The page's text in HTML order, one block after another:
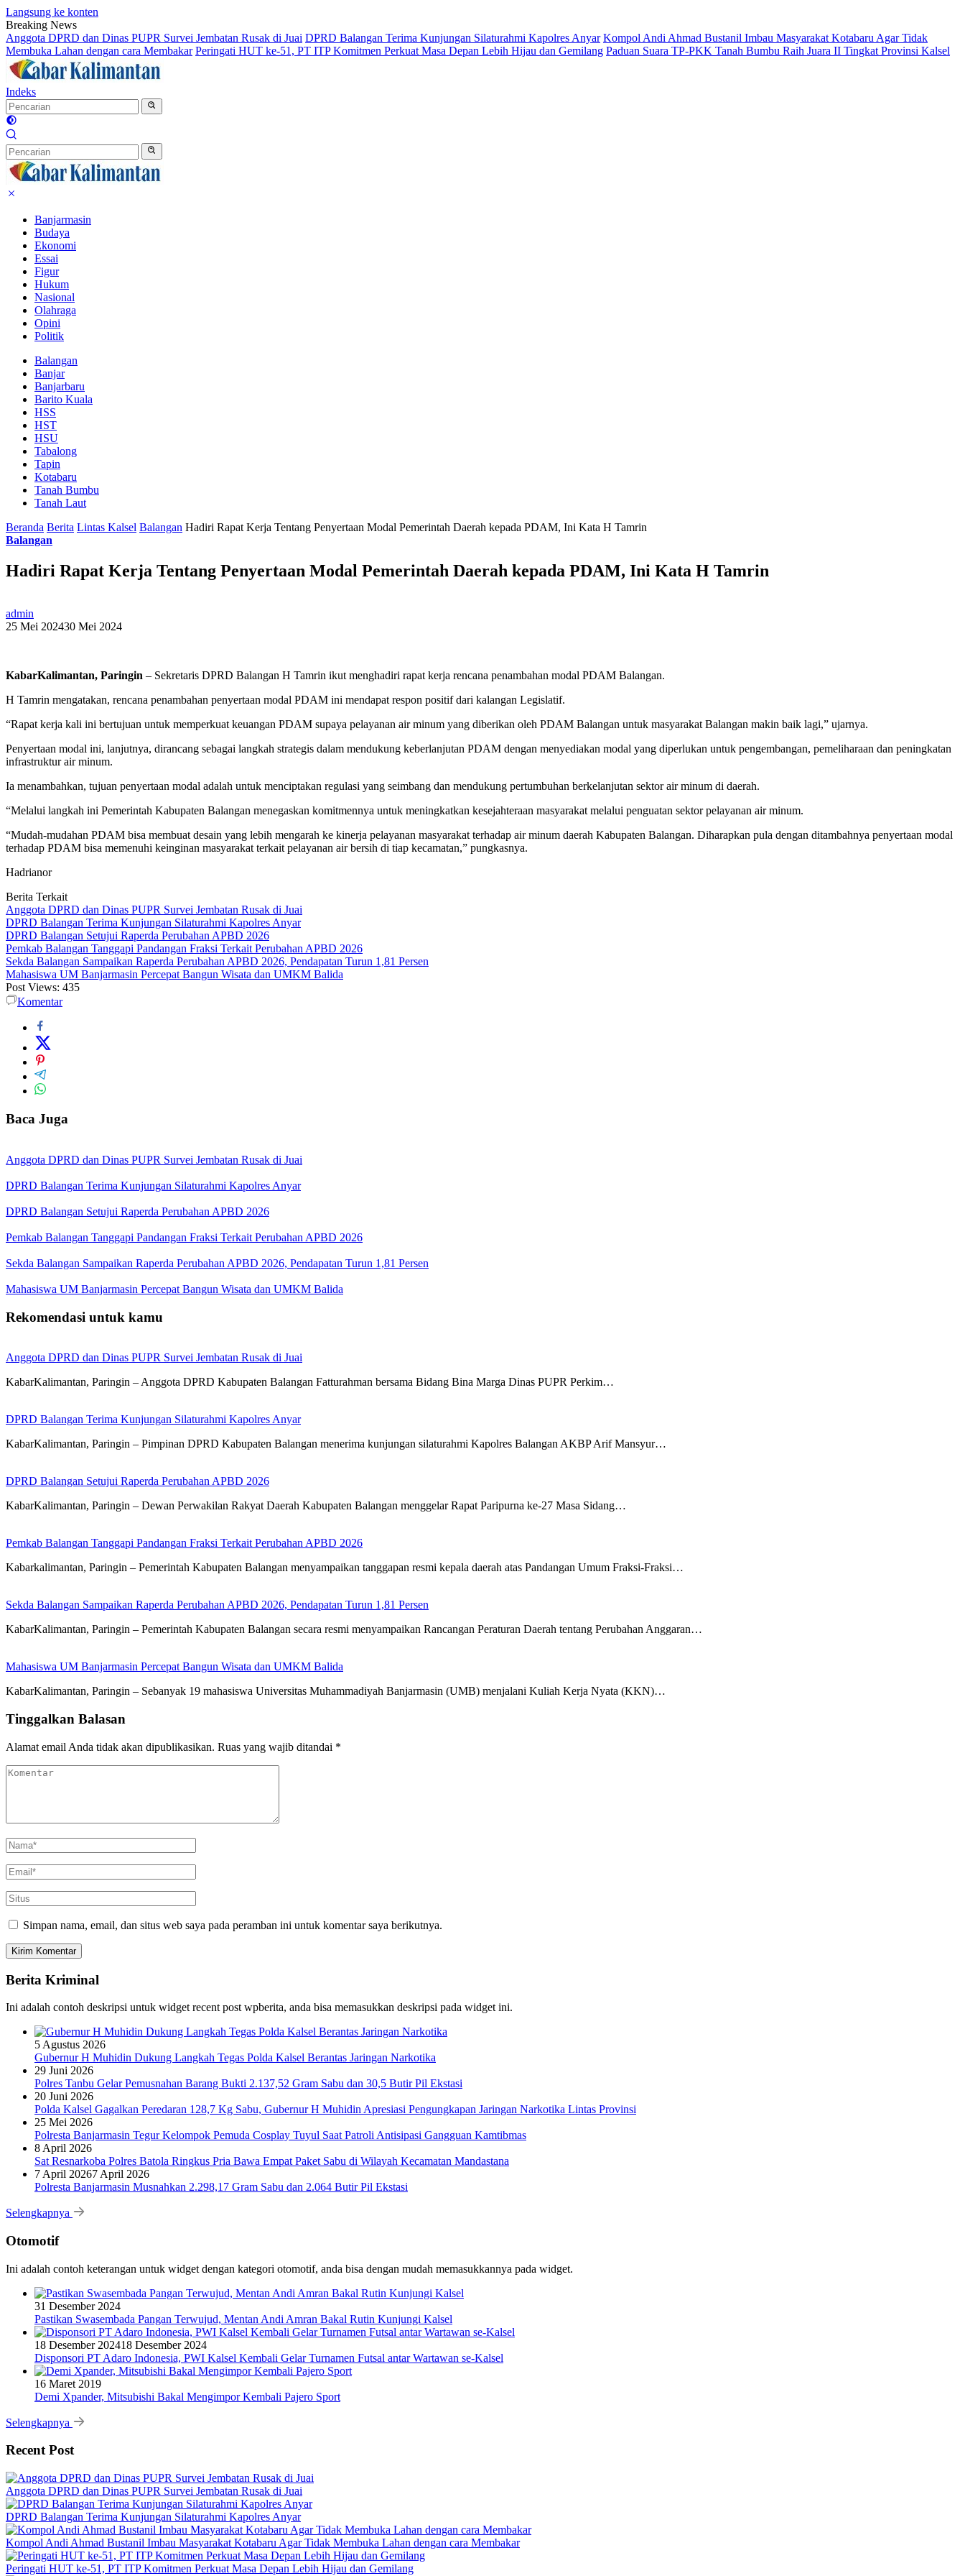
Langsung ke konten
Breaking News
Anggota DPRD dan Dinas PUPR Survei Jembatan Rusak di Juai DPRD Balangan Terima Kunjungan Silaturahmi Kapolres Anyar Kompol Andi Ahmad Bustanil Imbau Masyarakat Kotabaru Agar Tidak
Membuka Lahan dengan cara Membakar Peringati HUT ke-51, PT ITP Komitmen Perkuat Masa Depan Lebih Hijau dan Gemilang Paduan Suara TP-PKK Tanah Bumbu Raih Juara II Tingkat Provinsi Kalsel
Indeks
Banjarmasin
Budaya
Ekonomi
Essai
Figur
Hukum
Nasional
Olahraga
Opini
Politik
Balangan
Banjar
Banjarbaru
Barito Kuala
HSS
HST
HSU
Tabalong
Tapin
Kotabaru
Tanah Bumbu
Tanah Laut
Beranda Berita Lintas Kalsel Balangan Hadiri Rapat Kerja Tentang Penyertaan Modal Pemerintah Daerah kepada PDAM, Ini Kata H Tamrin
Balangan
Hadiri Rapat Kerja Tentang Penyertaan Modal Pemerintah Daerah kepada PDAM, Ini Kata H Tamrin
admin
25 Mei 202430 Mei 2024
KabarKalimantan, Paringin – Sekretaris DPRD Balangan H Tamrin ikut menghadiri rapat kerja rencana penambahan modal PDAM Balangan.
H Tamrin mengatakan, rencana penambahan penyertaan modal PDAM ini mendapat respon positif dari kalangan Legislatif.
“Rapat kerja kali ini bertujuan untuk memperkuat keuangan PDAM supaya pelayanan air minum yang diberikan oleh PDAM Balangan untuk masyarakat Balangan makin baik lagi,” ujarnya.
Penyertaan modal ini, lanjutnya, dirancang sebagai langkah strategis dalam mendukung keberlanjutan PDAM dengan menyediakan modal yang diperlukan untuk pengembangan, pemeliharaan dan peningkatan
infrastruktur air minum.
Ia menambahkan, tujuan penyertaan modal adalah untuk menciptakan regulasi yang seimbang dan mendukung pertumbuhan berkelanjutan sektor air minum di daerah.
“Melalui langkah ini Pemerintah Kabupaten Balangan menegaskan komitmennya untuk meningkatkan kesejahteraan masyarakat melalui penguatan sektor pelayanan air minum.
“Mudah-mudahan PDAM bisa membuat desain yang lebih mengarah ke kinerja pelayanan masyarakat terhadap air minum daerah Kabupaten Balangan. Diharapkan pula dengan ditambahnya penyertaan modal
terhadap PDAM bisa memenuhi keinginan masyarakat terkait pelayanan air bersih di tiap kecamatan,” pungkasnya.
Hadrianor
Berita Terkait
Anggota DPRD dan Dinas PUPR Survei Jembatan Rusak di Juai
DPRD Balangan Terima Kunjungan Silaturahmi Kapolres Anyar
DPRD Balangan Setujui Raperda Perubahan APBD 2026
Pemkab Balangan Tanggapi Pandangan Fraksi Terkait Perubahan APBD 2026
Sekda Balangan Sampaikan Raperda Perubahan APBD 2026, Pendapatan Turun 1,81 Persen
Mahasiswa UM Banjarmasin Percepat Bangun Wisata dan UMKM Balida
Post Views: 435
Komentar
Baca Juga
Anggota DPRD dan Dinas PUPR Survei Jembatan Rusak di Juai
DPRD Balangan Terima Kunjungan Silaturahmi Kapolres Anyar
DPRD Balangan Setujui Raperda Perubahan APBD 2026
Pemkab Balangan Tanggapi Pandangan Fraksi Terkait Perubahan APBD 2026
Sekda Balangan Sampaikan Raperda Perubahan APBD 2026, Pendapatan Turun 1,81 Persen
Mahasiswa UM Banjarmasin Percepat Bangun Wisata dan UMKM Balida
Rekomendasi untuk kamu
Anggota DPRD dan Dinas PUPR Survei Jembatan Rusak di Juai
KabarKalimantan, Paringin – Anggota DPRD Kabupaten Balangan Fatturahman bersama Bidang Bina Marga Dinas PUPR Perkim…
DPRD Balangan Terima Kunjungan Silaturahmi Kapolres Anyar
KabarKalimantan, Paringin – Pimpinan DPRD Kabupaten Balangan menerima kunjungan silaturahmi Kapolres Balangan AKBP Arif Mansyur…
DPRD Balangan Setujui Raperda Perubahan APBD 2026
KabarKalimantan, Paringin – Dewan Perwakilan Rakyat Daerah Kabupaten Balangan menggelar Rapat Paripurna ke-27 Masa Sidang…
Pemkab Balangan Tanggapi Pandangan Fraksi Terkait Perubahan APBD 2026
Kabarkalimantan, Paringin – Pemerintah Kabupaten Balangan menyampaikan tanggapan resmi kepala daerah atas Pandangan Umum Fraksi-Fraksi…
Sekda Balangan Sampaikan Raperda Perubahan APBD 2026, Pendapatan Turun 1,81 Persen
KabarKalimantan, Paringin – Pemerintah Kabupaten Balangan secara resmi menyampaikan Rancangan Peraturan Daerah tentang Perubahan Anggaran…
Mahasiswa UM Banjarmasin Percepat Bangun Wisata dan UMKM Balida
KabarKalimantan, Paringin – Sebanyak 19 mahasiswa Universitas Muhammadiyah Banjarmasin (UMB) menjalani Kuliah Kerja Nyata (KKN)…
Tinggalkan Balasan
Alamat email Anda tidak akan dipublikasikan. Ruas yang wajib ditandai *
Simpan nama, email, dan situs web saya pada peramban ini untuk komentar saya berikutnya.
Berita Kriminal
Ini adalah contoh deskripsi untuk widget recent post wpberita, anda bisa memasukkan deskripsi pada widget ini.
5 Agustus 2026
Gubernur H Muhidin Dukung Langkah Tegas Polda Kalsel Berantas Jaringan Narkotika
29 Juni 2026
Polres Tanbu Gelar Pemusnahan Barang Bukti 2.137,52 Gram Sabu dan 30,5 Butir Pil Ekstasi
20 Juni 2026
Polda Kalsel Gagalkan Peredaran 128,7 Kg Sabu, Gubernur H Muhidin Apresiasi Pengungkapan Jaringan Narkotika Lintas Provinsi
25 Mei 2026
Polresta Banjarmasin Tegur Kelompok Pemuda Cosplay Tuyul Saat Patroli Antisipasi Gangguan Kamtibmas
8 April 2026
Sat Resnarkoba Polres Batola Ringkus Pria Bawa Empat Paket Sabu di Wilayah Kecamatan Mandastana
7 April 20267 April 2026
Polresta Banjarmasin Musnahkan 2.298,17 Gram Sabu dan 2.064 Butir Pil Ekstasi
Selengkapnya
Otomotif
Ini adalah contoh keterangan untuk widget dengan kategori otomotif, anda bisa dengan mudah memasukkannya pada widget.
31 Desember 2024
Pastikan Swasembada Pangan Terwujud, Mentan Andi Amran Bakal Rutin Kunjungi Kalsel
18 Desember 202418 Desember 2024
Disponsori PT Adaro Indonesia, PWI Kalsel Kembali Gelar Turnamen Futsal antar Wartawan se-Kalsel
16 Maret 2019
Demi Xpander, Mitsubishi Bakal Mengimpor Kembali Pajero Sport
Selengkapnya
Recent Post
Anggota DPRD dan Dinas PUPR Survei Jembatan Rusak di Juai
DPRD Balangan Terima Kunjungan Silaturahmi Kapolres Anyar
Kompol Andi Ahmad Bustanil Imbau Masyarakat Kotabaru Agar Tidak Membuka Lahan dengan cara Membakar
Peringati HUT ke-51, PT ITP Komitmen Perkuat Masa Depan Lebih Hijau dan Gemilang